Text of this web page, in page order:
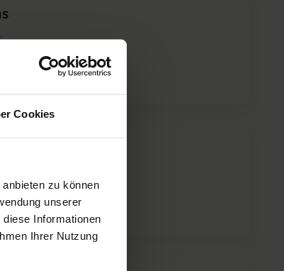
Cookies
zu können
unserer
Informationen
Ihrer Nutzung
Weg 1A